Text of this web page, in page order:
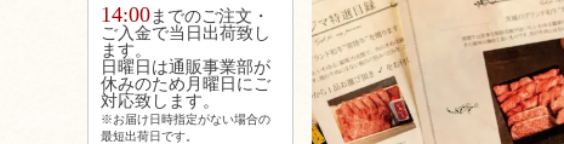
14:00までのご注文・
ご入金で当日出荷致し
ます。
日曜日は通販事業部が
休みのため月曜日にご
対応致します。
※お届け日時指定がない場合の
最短出荷日です。